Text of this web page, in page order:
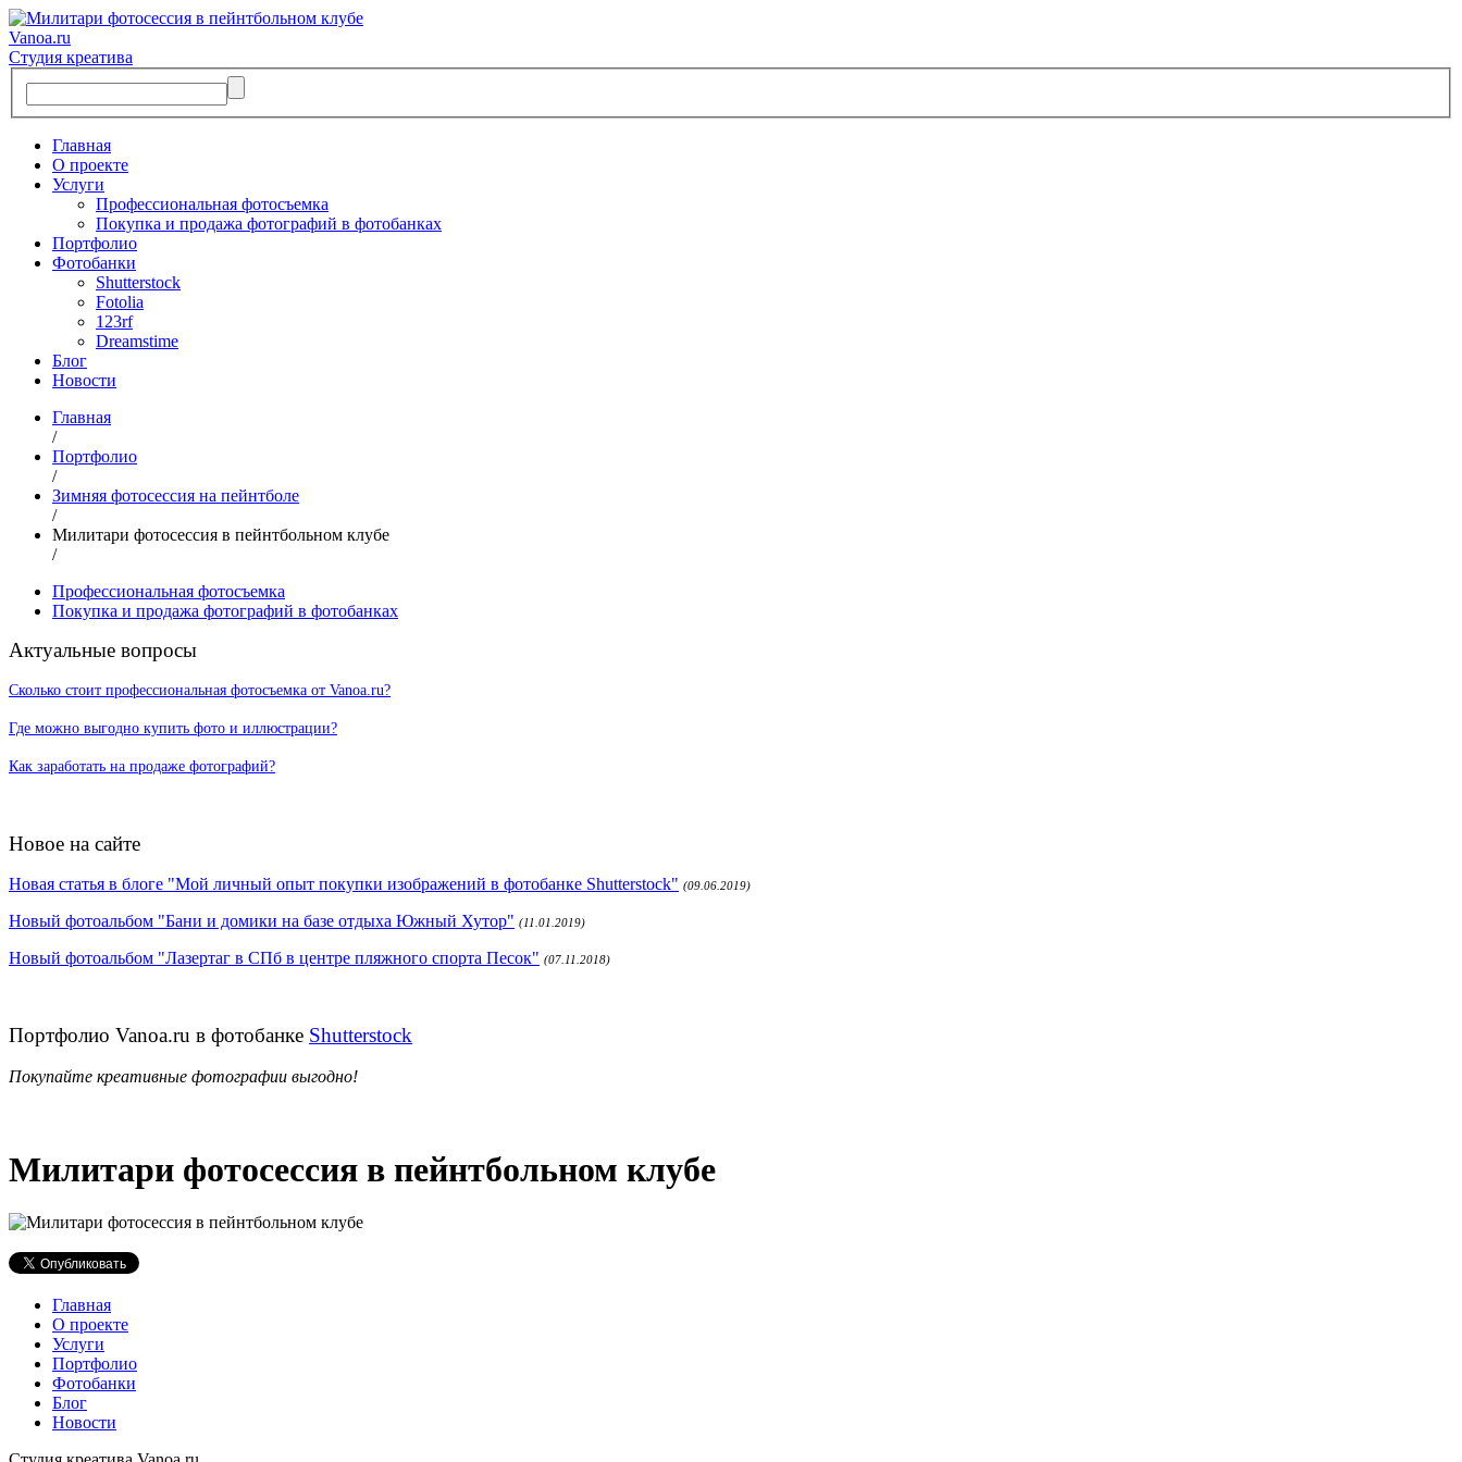
Vanoa.ru
Студия креатива
Главная
О проекте
Услуги
Профессиональная фотосъемка
Покупка и продажа фотографий в фотобанках
Портфолио
Фотобанки
Shutterstock
Fotolia
123rf
Dreamstime
Блог
Новости
Главная
/
Портфолио
/
Зимняя фотосессия на пейнтболе
/
Милитари фотосессия в пейнтбольном клубе
/
Профессиональная фотосъемка
Покупка и продажа фотографий в фотобанках
Актуальные вопросы
Сколько стоит профессиональная фотосъемка от Vanoa.ru?
Где можно выгодно купить фото и иллюстрации?
Как заработать на продаже фотографий?
Новое на сайте
Новая статья в блоге "Мой личный опыт покупки изображений в фотобанке Shutterstock" (09.06.2019)
Новый фотоальбом "Бани и домики на базе отдыха Южный Хутор" (11.01.2019)
Новый фотоальбом "Лазертаг в СПб в центре пляжного спорта Песок" (07.11.2018)
Портфолио Vanoa.ru в фотобанке Shutterstock
Покупайте креативные фотографии выгодно!
Милитари фотосессия в пейнтбольном клубе
Главная
О проекте
Услуги
Портфолио
Фотобанки
Блог
Новости